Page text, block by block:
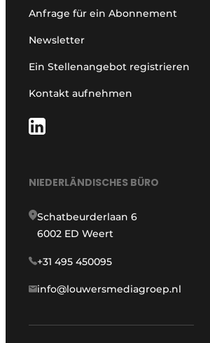
Anfrage für ein Abonnement
Newsletter
Ein Stellenangebot registrieren
Kontakt aufnehmen
NIEDERLÄNDISCHES BÜRO
Schatbeurderlaan 6
6002 ED Weert
+31 495 450095
info@louwersmediagroep.nl